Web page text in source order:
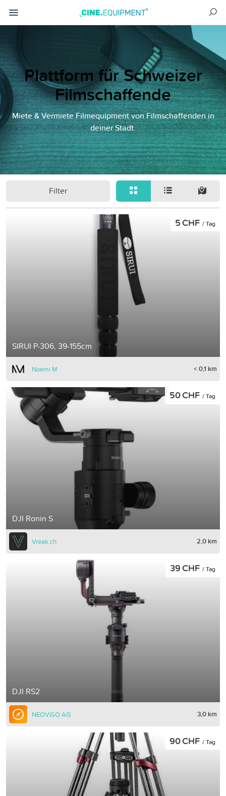
Plattform für Schweizer
Filmschaffende
Miete & Vermiete Filmequipment von Filmschaffenden in
deiner Stadt.
Filter
SIRUI P-306, 39-155cm
5 CHF / Tag
Noemi M < 0,1 km
DJI Ronin S
50 CHF / Tag
Vreak.ch 2,0 km
DJI RS2
39 CHF / Tag
NEOVISO AG 3,0 km
90 CHF / Tag